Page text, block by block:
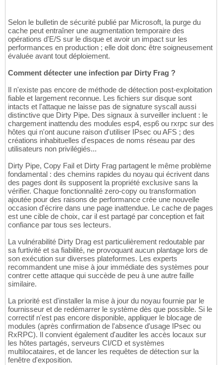
Selon le bulletin de sécurité publié par Microsoft, la purge du
cache peut entraîner une augmentation temporaire des
opérations d'E/S sur le disque et avoir un impact sur les
performances en production ; elle doit donc être soigneusement
évaluée avant tout déploiement.
Comment détecter une infection par Dirty Frag ?
Il n'existe pas encore de méthode de détection post-exploitation
fiable et largement reconnue. Les fichiers sur disque sont
intacts et l'attaque ne laisse pas de signature syscall aussi
distinctive que Dirty Pipe. Des signaux à surveiller incluent : le
chargement inattendu des modules esp4, esp6 ou rxrpc sur des
hôtes qui n'ont aucune raison d'utiliser IPsec ou AFS ; des
créations inhabituelles d'espaces de noms réseau par des
utilisateurs non privilégiés...
Dirty Pipe, Copy Fail et Dirty Frag partagent le même problème
fondamental : des chemins rapides du noyau qui écrivent dans
des pages dont ils supposent la propriété exclusive sans la
vérifier. Chaque fonctionnalité zero-copy ou transformation
ajoutée pour des raisons de performance crée une nouvelle
occasion d'écrire dans une page inattendue. Le cache de pages
est une cible de choix, car il est partagé par conception et fait
confiance par tous ses lecteurs.
La vulnérabilité Dirty Drag est particulièrement redoutable par
sa furtivité et sa fiabilité, ne provoquant aucun plantage lors de
son exécution sur diverses plateformes. Les experts
recommandent une mise à jour immédiate des systèmes pour
contrer cette attaque qui succède de peu à une autre faille
similaire.
La priorité est d'installer la mise à jour du noyau fournie par le
fournisseur et de redémarrer le système dès que possible. Si le
correctif n'est pas encore disponible, appliquer le blocage de
modules (après confirmation de l'absence d'usage IPsec ou
RxRPC). Il convient également d'auditer les accès locaux sur
les hôtes partagés, serveurs CI/CD et systèmes
multilocataires, et de lancer les requêtes de détection sur la
fenêtre d'exposition.